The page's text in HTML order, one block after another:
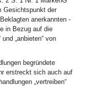
Gesichtspunkt der
anerkannten -
in Bezug auf die
„anbieten“ von
begründete
erstreckt sich auch auf
„vertreiben“